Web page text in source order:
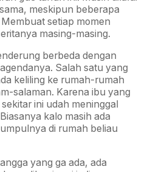
meskipun beberapa
setiap momen
masing-masing.
berbeda dengan
Salah satu yang
keliling ke rumah-rumah
salaman. Karena ibu yang
ini udah meninggal
kalo masih ada
di rumah beliau
yang ga ada, ada